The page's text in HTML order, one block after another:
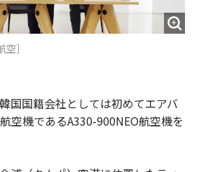
］
国国籍会社としては初めてエアバ
空機であるA330-900NEO航空機を